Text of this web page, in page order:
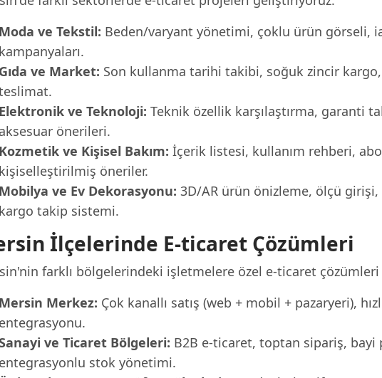
Moda ve Tekstil: Beden/varyant yönetimi, çoklu ürün görseli,
kampanyaları.
Gıda ve Market: Son kullanma tarihi takibi, soğuk zincir kargo,
Elektronik ve Teknoloji: Teknik özellik karşılaştırma, garanti
aksesuar önerileri.
Kozmetik ve Kişisel Bakım: İçerik listesi, kullanım rehberi,
kişiselleştirilmiş öneriler.
Mobilya ve Ev Dekorasyonu: 3D/AR ürün önizleme, ölçü
kargo takip sistemi.
İlçelerinde E-ticaret Çözümleri
farklı bölgelerindeki işletmelere özel e-ticaret
Mersin Merkez: Çok kanallı satış (web + mobil + pazaryeri),
entegrasyonu.
ve Ticaret Bölgeleri: B2B e-ticaret, toptan sipariş, bayi
entegrasyonlu stok yönetimi.